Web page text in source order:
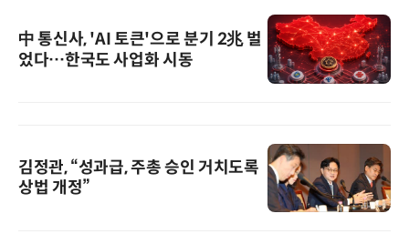
中 통신사, 'AI 토큰'으로 분기 2兆 벌
었다…한국도 사업화 시동
김정관, “성과급, 주총 승인 거치도록
상법 개정”